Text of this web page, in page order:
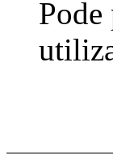
Pode